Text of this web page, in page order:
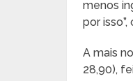
menos
por
A mais
28,90),